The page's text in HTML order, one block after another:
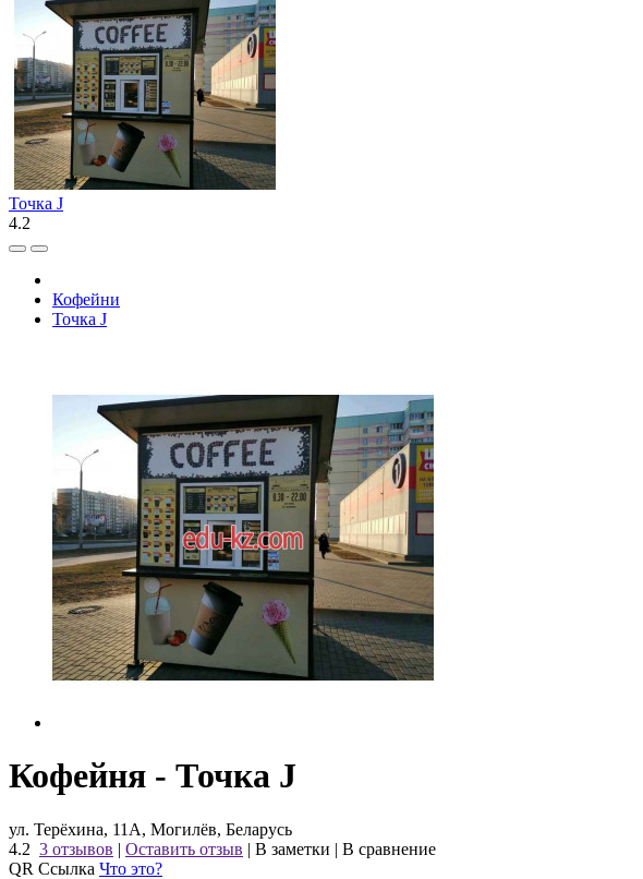
Точка J
4.2
Кофейни
Точка J
Кофейня - Точка J
ул. Терёхина, 11А, Могилёв, Беларусь
4.2 3 отзывов | Оставить отзыв | В заметки | В сравнение
QR Ссылка Что это?